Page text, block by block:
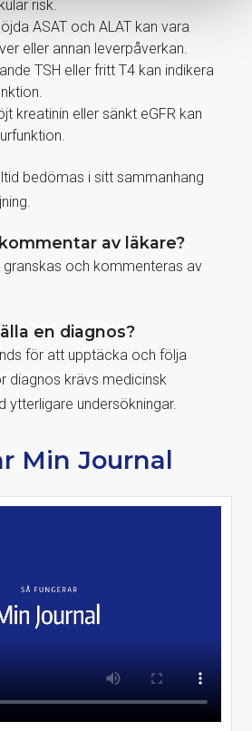
risk.
ASAT och ALAT kan vara
eller annan leverpåverkan.
TSH eller fritt T4 kan indikera
kreatinin eller sänkt eGFR kan
bedömas i sitt sammanhang
av läkare?
granskas och kommenteras av
en diagnos?
för att upptäcka och följa
diagnos krävs medicinsk
ytterligare undersökningar.
Min Journal